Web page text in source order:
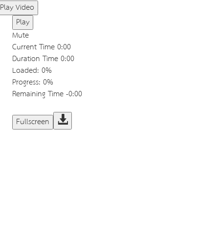
Play Video
Play
Mute
Current Time0:00
Duration Time0:00
Loaded: 0%
Progress: 0%
Remaining Time-0:00
Fullscreen